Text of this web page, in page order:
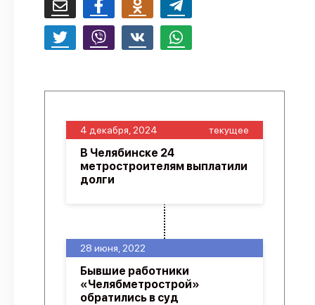
28 июня, 2022
Бывшие работники
«Челябметрострой»
обратились в суд
4 декабря, 2024 текущее
В Челябинске 24
метростроителям выплатили
долги